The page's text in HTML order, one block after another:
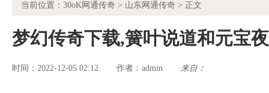
当前位置： 30oK网通传奇 > 山东网通传奇 > 正文
梦幻传奇下载,簧叶说道和元宝
时间：2022-12-05 02:12 作者： admin 来自：